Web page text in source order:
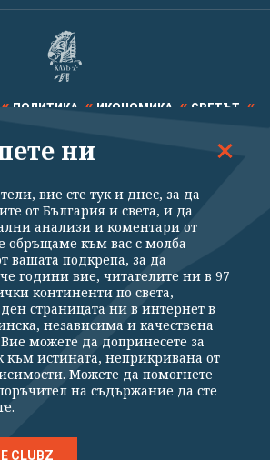
ПОЛИТИКА ИКОНОМИКА СВЕТЪТ
ТЕХНОЛОГИИ КАЛЕЙДОСКОП
Политика за поверителност
Контакти
За Клуб Z
Подкрепете ни
е „Клуб Зебра Медия“ ЕООД, София, ул. "Алеко
права запазени 2026 „Клуб Зебра Медия“
снимки и видео от www.clubz.bg без
преследвано по съдебен път, съгласно
ни
вие сте тук и днес, за да
от България и света, и да
анализи и коментари от
обръщаме към вас с молба –
вашата подкрепа, за да
години вие, читателите ни в 97
континенти по света,
ден страницата ни в интернет в
независима и качествена
можете да допринесете за
истината, неприкривана от
Можете да помогнете
на съдържание да сте
CLUBZ